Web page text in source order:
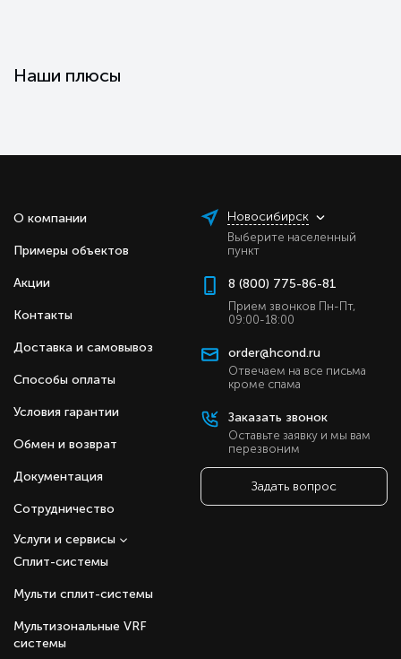
Наши плюсы
О компании
Примеры объектов
Акции
Контакты
Доставка и самовывоз
Способы оплаты
Условия гарантии
Обмен и возврат
Документация
Сотрудничество
Сплит-системы
Мульти сплит-системы
Мультизональные VRF
системы
Услуги и сервисы
Новосибирск
Выберите населенный
пункт
8 (800) 775-86-81
Прием звонков Пн-Пт,
09:00-18:00
order@hcond.ru
Отвечаем на все письма
кроме спама
Заказать звонок
Оставьте заявку и мы вам
перезвоним
Задать вопрос